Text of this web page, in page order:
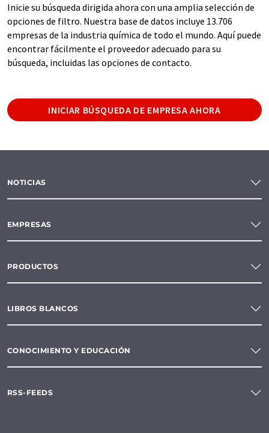
Inicie su búsqueda dirigida ahora con una amplia selección de
opciones de filtro. Nuestra base de datos incluye 13.706
empresas de la industria química de todo el mundo. Aquí puede
encontrar fácilmente el proveedor adecuado para su
búsqueda, incluidas las opciones de contacto.
INICIAR BÚSQUEDA DE EMPRESA AHORA
NOTICIAS
EMPRESAS
PRODUCTOS
LIBROS BLANCOS
CONOCIMIENTO Y EDUCACIÓN
RSS-FEEDS